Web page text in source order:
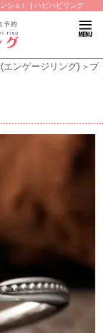
シェ） | ハピハピリング
エンゲージリング) ブ